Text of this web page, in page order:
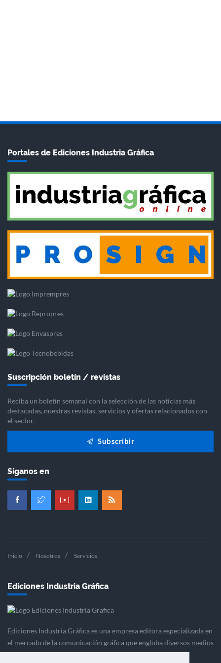
Portales de Ediciones Industria Gráfica
Suscripción boletín / revistas
Reciba un boletín semanal con la selección de las noticias más
destacadas, nuestras revistas, servicios y ofertas relacionados con
el sector.
Subscribir
Síganos en
Inicio Nosotros Servicios
Ediciones Industria Gráfica
Ediciones Industria Gráfica es una empresa editora especializada en
el mercado de la comunicación gráfica que engloba diversos medios
profesionales especializados en el mercado gráfico, la